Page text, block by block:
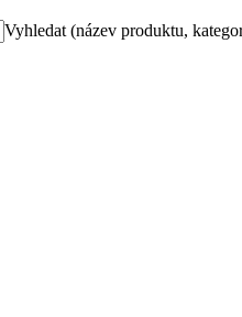
Vyhledat (název produktu,